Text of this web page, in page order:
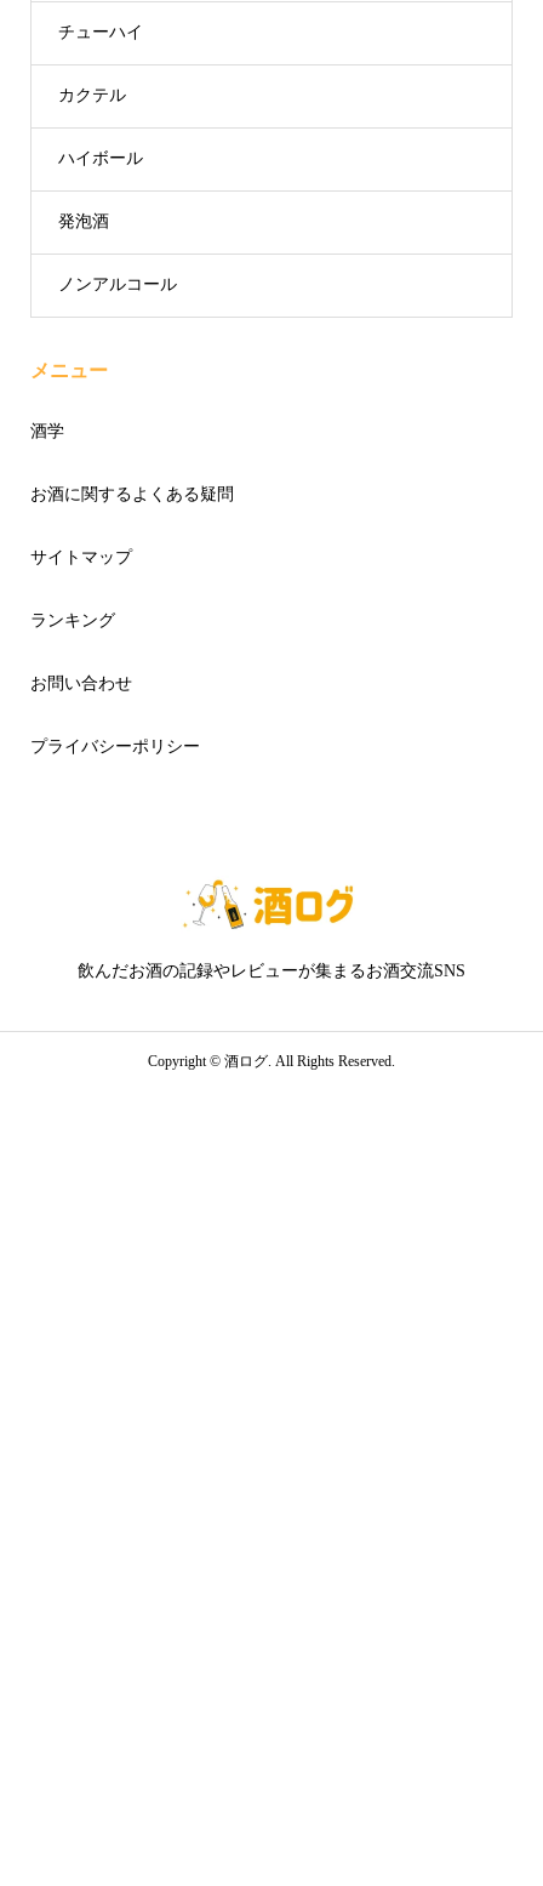
チューハイ
カクテル
ハイボール
発泡酒
ノンアルコール
メニュー
酒学
お酒に関するよくある疑問
サイトマップ
ランキング
お問い合わせ
プライバシーポリシー
飲んだお酒の記録やレビューが集まるお酒交流SNS
Copyright © 酒ログ. All Rights Reserved.